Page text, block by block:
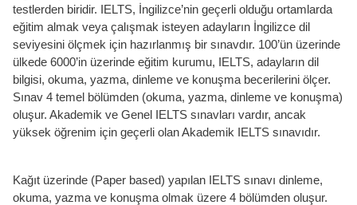
testlerden biridir. IELTS, İngilizce’nin geçerli olduğu ortamlarda
eğitim almak veya çalışmak isteyen adayların İngilizce dil
seviyesini ölçmek için hazırlanmış bir sınavdır. 100’ün üzerinde
ülkede 6000’in üzerinde eğitim kurumu, IELTS, adayların dil
bilgisi, okuma, yazma, dinleme ve konuşma becerilerini ölçer.
Sınav 4 temel bölümden (okuma, yazma, dinleme ve konuşma)
oluşur. Akademik ve Genel IELTS sınavları vardır, ancak
yüksek öğrenim için geçerli olan Akademik IELTS sınavıdır.
Kağıt üzerinde (Paper based) yapılan IELTS sınavı dinleme,
okuma, yazma ve konuşma olmak üzere 4 bölümden oluşur.